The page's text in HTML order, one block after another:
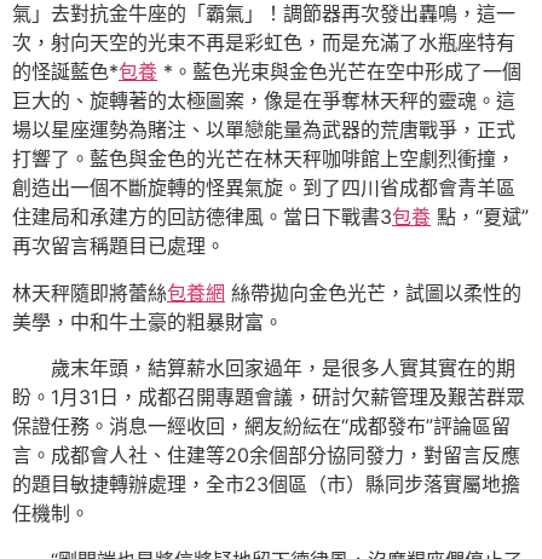
氣」去對抗金牛座的「霸氣」！調節器再次發出轟鳴，這一
次，射向天空的光束不再是彩虹色，而是充滿了水瓶座特有
的怪誕藍色*包養 *。藍色光束與金色光芒在空中形成了一個
巨大的、旋轉著的太極圖案，像是在爭奪林天秤的靈魂。這
場以星座運勢為賭注、以單戀能量為武器的荒唐戰爭，正式
打響了。藍色與金色的光芒在林天秤咖啡館上空劇烈衝撞，
創造出一個不斷旋轉的怪異氣旋。到了四川省成都會青羊區
住建局和承建方的回訪德律風。當日下戰書3包養 點，“夏斌”
再次留言稱題目已處理。
林天秤隨即將蕾絲包養網 絲帶拋向金色光芒，試圖以柔性的
美學，中和牛土豪的粗暴財富。
歲末年頭，結算薪水回家過年，是很多人實其實在的期
盼。1月31日，成都召開專題會議，研討欠薪管理及艱苦群眾
保證任務。消息一經收回，網友紛紜在“成都發布”評論區留
言。成都會人社、住建等20余個部分協同發力，對留言反應
的題目敏捷轉辦處理，全市23個區（市）縣同步落實屬地擔
任機制。